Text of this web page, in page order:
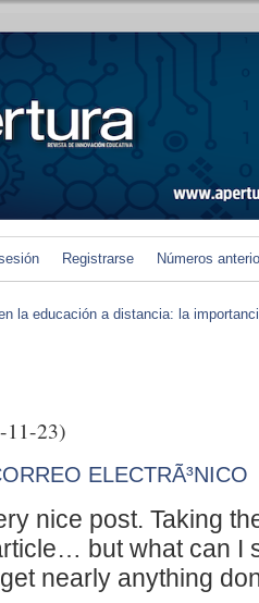
Registrarse Números
la educación a distancia: la
11-23)
ELECTRÃ³NICO
nice post. Taking
but what can I
nearly anything